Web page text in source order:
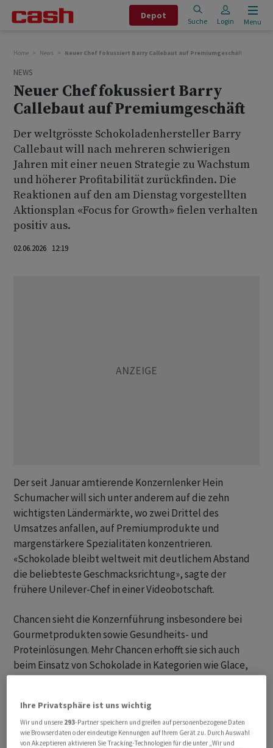
Depot
Suche Login Menu
Home News Neuer Chef fokussiert Barry Callebaut auf Premiumgeschäft
NEWS
Neuer Chef fokussiert Barry
Callebaut auf Premiumgeschäft
Der weltgrösste Schokoladenhersteller Barry
Callebaut will nach mehreren schwierigen
Jahren mit einer neuen Strategie zu Wachstum
und höherer Profitabilität zurückfinden. Die
Reaktionen auf den am Dienstag vorgestellten
Aktionsplan «Focus for Growth» fielen verhalten
positiv aus.
02.06.2026 12:19
Der seit Januar amtierende Konzernlenker Hein
Schumacher will sich unter anderem auf die zehn
wichtigsten Ländermärkte, wo zwei Drittel des
Umsatzes anfallen, auf Premiumprodukte und
margenstärkere Spezialitäten konzentrieren.
«Schokolade bleibt weltweit mit deutlichem Abstand
die beliebteste Geschmacksrichtung», sagte der
frühere Unilever-Chef in einer Videobotschaft.
Chancen sieht die Konzernführung insbesondere bei
Gourmetprodukten sowie Gesundheits- und
Proteinlösungen. Mehr Chancen erhofft sie sich auch
beim Einsatz von Schokolade in Kategorien wie Glace,
Heute entfällt knapp ein Drittel des Volumens auf
Gourmetprodukte, Spezialitäten und hochwertige
Kakaopulver. Diesen Anteil will Schumacher erhöhen,
Ihre Privatsphäre ist uns wichtig
Wir und unsere 293-Partner speichern und greifen auf personenbezogene Daten
wie Browserdaten oder eindeutige Kennungen auf Ihrem Gerät zu. Durch Auswahl
von Akzeptieren aktivieren Sie Tracking-Technologien für die unter „Wir und